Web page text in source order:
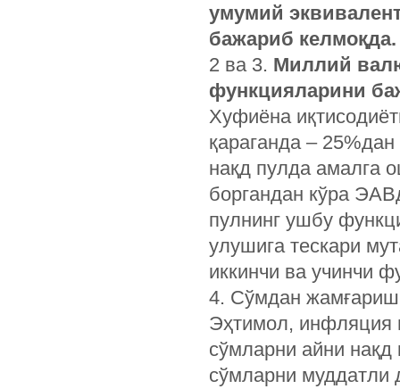
умумий
бажариб келмоқда.
2 ва 3. Миллий
функцияларини
Хуфиёна
қараганда –
нақд пулда амалга
боргандан кўра
пулнинг ушбу
улушига тескари
иккинчи ва учинчи
4. Сўмдан
Эҳтимол, инфляция
сўмларни айни
сўмларни муддатли